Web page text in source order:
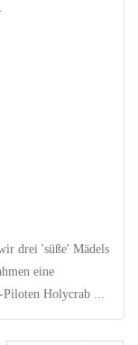
drei 'süße' Mädels
eine
Holycrab ...